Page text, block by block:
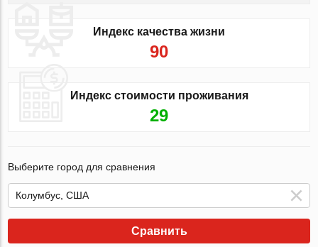
Индекс качества жизни
90
Индекс стоимости проживания
29
Выберите город для сравнения
Сравнить